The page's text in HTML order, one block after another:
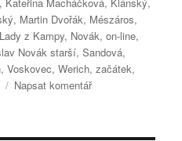
, Martin Dvořák, Mészáros,
z Kampy, Novák,on-line,
Novák starší,Sandová,
,Voskovec,Werich,začátek,
Napsat komentářpro
názvem